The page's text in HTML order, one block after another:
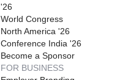
'26
World Congress
North America '26
Conference India '26
Become a Sponsor
FOR BUSINESS